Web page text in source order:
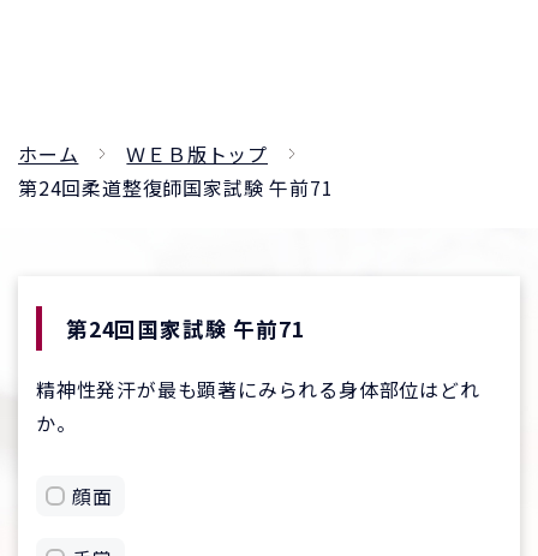
ホーム
ＷＥＢ版トップ
第24回柔道整復師国家試験 午前71
第24回国家試験 午前71
精神性発汗が最も顕著にみられる身体部位はどれ
か。
顔面